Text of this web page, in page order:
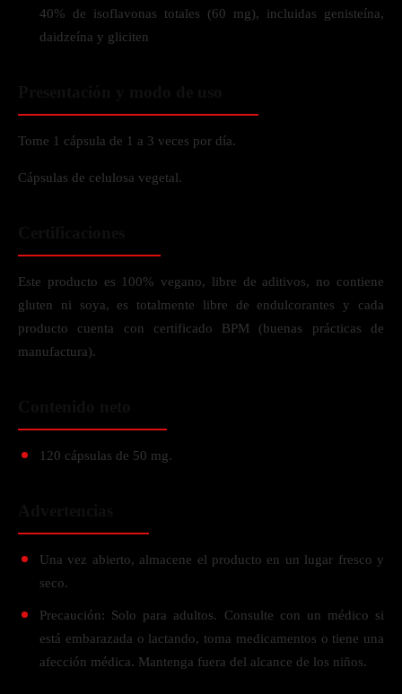
40% de isoflavonas totales (60 mg), incluidas genisteína,
daidzeína y gliciten
Tome 1 cápsula de 1 a 3 veces por día.
Cápsulas de celulosa vegetal.
Este producto es 100% vegano, libre de aditivos, no contiene
gluten ni soya, es totalmente libre de endulcorantes y cada
producto cuenta con certificado BPM (buenas prácticas de
manufactura).
120 cápsulas de 50 mg.
Una vez abierto, almacene el producto en un lugar fresco y
seco.
Precaución: Solo para adultos. Consulte con un médico si
está embarazada o lactando, toma medicamentos o tiene una
afección médica. Mantenga fuera del alcance de los niños.